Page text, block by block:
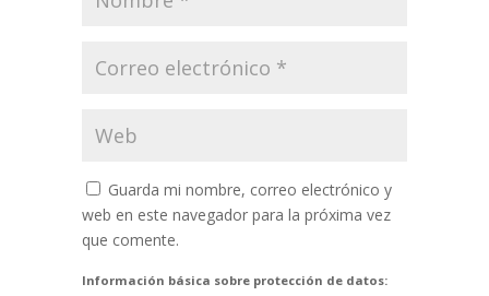
Guarda mi nombre, correo electrónico y
web en este navegador para la próxima vez
que comente.
Información básica sobre protección de datos: